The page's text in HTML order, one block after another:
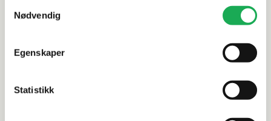
Nødvendig
Egenskaper
Statistikk
Monteringslim Fix All High Tack 290